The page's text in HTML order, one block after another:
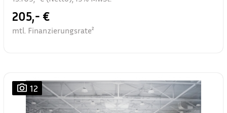
205,- €
mtl. Finanzierungsrate²
12